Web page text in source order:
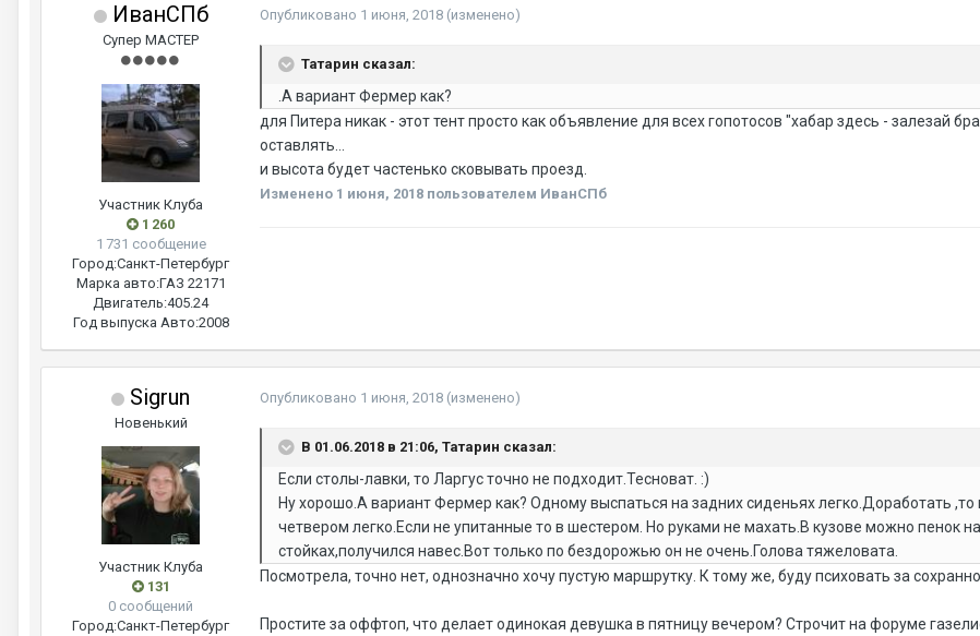
ИванСПб
Супер МАСТЕР
Участник Клуба
1 260
1 731 сообщение
Город:Санкт-Петербург
Марка авто:ГАЗ 22171
Двигатель:405.24
Год выпуска Авто:2008
Опубликовано 1 июня, 2018 (изменено)
Татарин сказал:
.А вариант Фермер как?
для Питера никак - этот тент просто как объявление для всех гопотосов "хабар здесь - залезай
оставлять...
и высота будет частенько сковывать проезд.
Изменено 1 июня, 2018 пользователем ИванСПб
Sigrun
Новенький
Участник Клуба
131
0 сообщений
Город:Санкт-Петербург
Опубликовано 1 июня, 2018 (изменено)
В 01.06.2018 в 21:06, Татарин сказал:
Если столы-лавки, то Ларгус точно не подходит.Тесноват. :)
Ну хорошо.А вариант Фермер как? Одному выспаться на задних сиденьях легко.Доработать
четвером легко.Если не упитанные то в шестером. Но руками не махать.В кузове можно пенок
стойках,получился навес.Вот только по бездорожью он не очень.Голова тяжеловата.
Посмотрела, точно нет, однозначно хочу пустую маршрутку. К тому же, буду психовать за
Простите за оффтоп, что делает одинокая девушка в пятницу вечером? Строчит на форуме